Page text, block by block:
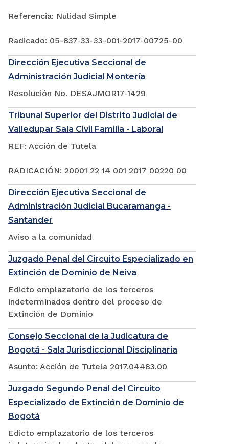
Referencia: Nulidad Simple
Radicado: 05-837-33-33-001-2017-00725-00
Dirección Ejecutiva Seccional de
Administración Judicial Montería
Resolución No. DESAJMOR17-1429
Tribunal Superior del Distrito Judicial de
Valledupar Sala Civil Familia - Laboral
REF: Acción de Tutela
RADICACIÓN: 20001 22 14 001 2017 00220 00
Dirección Ejecutiva Seccional de
Administración Judicial Bucaramanga -
Santander
Aviso a la comunidad
Juzgado Penal del Circuito Especializado en
Extinción de Dominio de Neiva
Edicto emplazatorio de los terceros
indeterminados dentro del proceso de
Extinción de Dominio
Consejo Seccional de la Judicatura de
Bogotá - Sala Jurisdiccional Disciplinaria
Asunto: Acción de Tutela 2017.04483.00
Juzgado Segundo Penal del Circuito
Especializado de Extinción de Dominio de
Bogotá
Edicto emplazatorio de los terceros